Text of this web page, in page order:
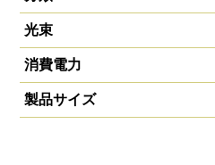
光束
消費電力
製品サイズ